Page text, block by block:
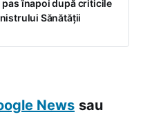
pas înapoi după criticile
Sănătății
News sau